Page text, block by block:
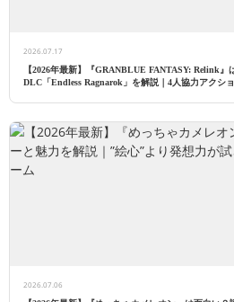
2026.07.17
【2026年最新】『GRANBLUE FANTASY: Relink
DLC「Endless Ragnarok」を解説｜4人協力アクシ
2026.07.06